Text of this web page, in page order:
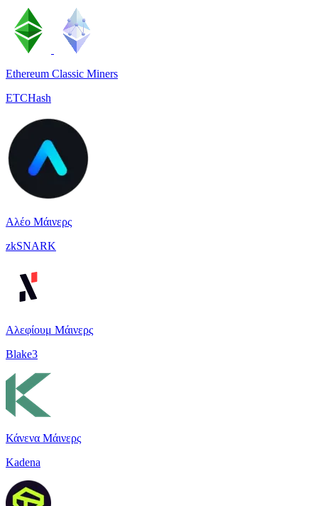
Ethereum Classic Miners
ETCHash
Αλέο Μάινερς
zkSNARK
Αλεφίουμ Μάινερς
Blake3
Κάνενα Μάινερς
Kadena